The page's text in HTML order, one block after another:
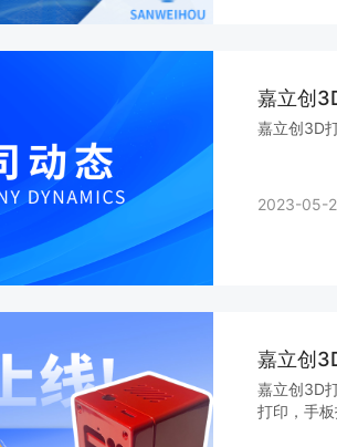
嘉立创
嘉立创3D
2023-05-
嘉立创
嘉立创3D
打印，手